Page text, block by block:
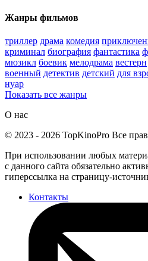
Жанры фильмов
триллер драма комедия
криминал биография фантастика
мюзикл боевик мелодрама вестерн
военный детектив детский для
нуар
Показать все жанры
О нас
© 2023 - 2026 TopKinoPro Все
При использовании любых
с данного сайта обязательно
гиперссылка на страницу-
Контакты